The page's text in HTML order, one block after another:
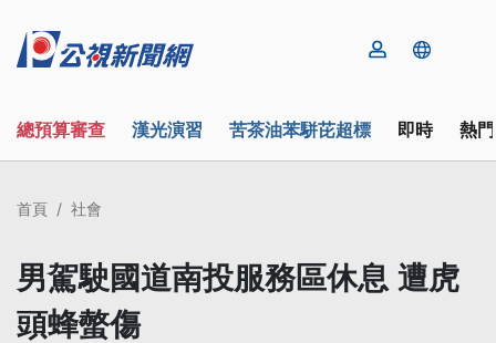
總預算審查 漢光演習 苦茶油苯駢芘超標 即時 熱
首頁 社會
男駕駛國道南投服務區休息 遭虎
頭蜂螫傷